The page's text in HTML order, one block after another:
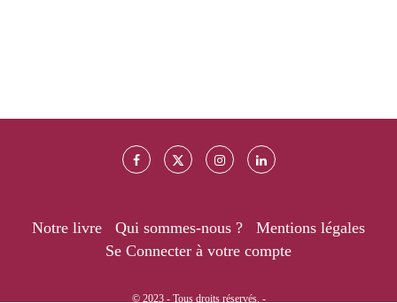
Notre livre Qui sommes-nous ?
Mentions légales
Se Connecter à votre compte
© 2023 - Tous droits réservés. -